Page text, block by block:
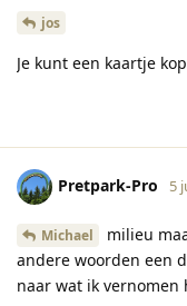
jos
Je kunt een kaartje
Pretpark-Pro 5
Michael
milieu
andere woorden een
naar wat ik vernomen